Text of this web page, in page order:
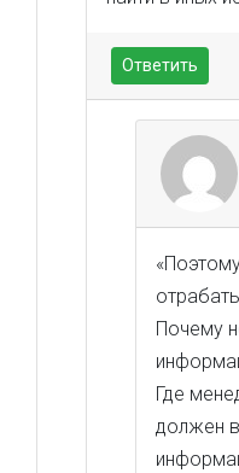
Ответить
Почему
Где
должен